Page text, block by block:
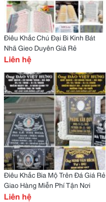
Điêu Khắc Chú Đại Bi Kinh Bát
Nhã Gieo Duyên Giá Rẻ
Liên hệ
Điêu Khắc Bia Mộ Trên Đá Giá Rẻ
Giao Hàng Miễn Phí Tận Nơi
Liên hệ